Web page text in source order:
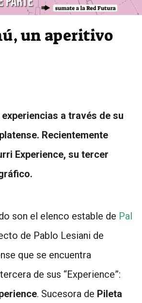
un aperitivo
a través de su
Recientemente
Experience, su tercer
son el elenco estable de Pal
de Pablo Lesiani de
que se encuentra
de sus “Experience”:
. Sucesora de Pileta